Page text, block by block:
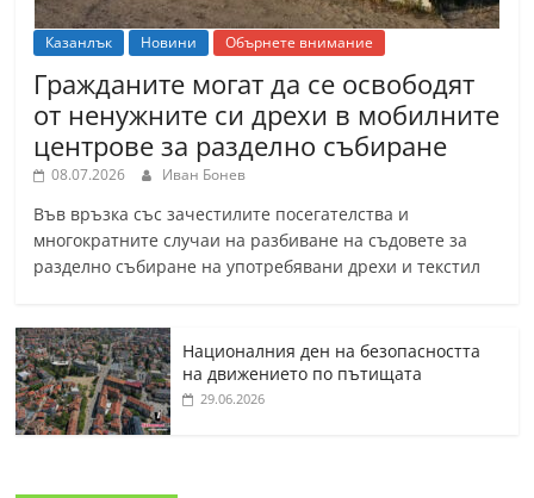
Казанлък Новини Обърнете внимание
Гражданите могат да се освободят
от ненужните си дрехи в мобилните
центрове за разделно събиране
08.07.2026 Иван Бонев
Във връзка със зачестилите посегателства и
многократните случаи на разбиване на съдовете за
разделно събиране на употребявани дрехи и текстил
Националния ден на безопасността
на движението по пътищата
29.06.2026